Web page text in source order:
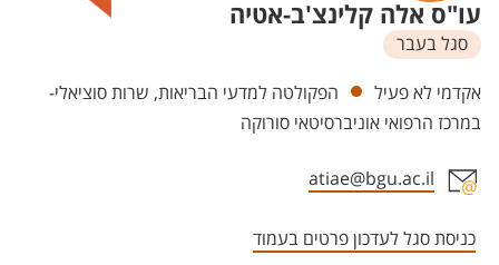
עו"ס אלה קלינצ'ב-אטיה
סגל בעבר
יחידות
אקדמי לא פעיל
הפקולטה למדעי הבריאות, שרות סוציאלי-
במרכז הרפואי אוניברסיטאי סורוקה
atiae@bgu.ac.il
כניסת סגל לעדכון פרטים בעמוד